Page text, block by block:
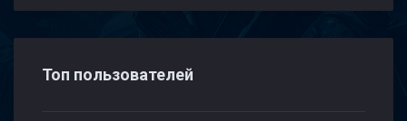
Топ пользователей